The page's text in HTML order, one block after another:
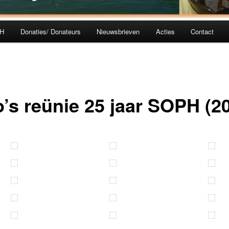
Donaties/ Donateurs Nieuwsbrieven Acties Contact
reünie 25 jaar SOPH